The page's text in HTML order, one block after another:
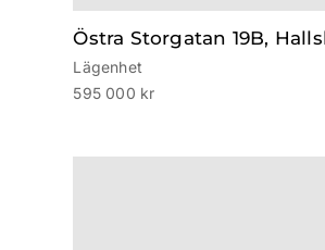
Östra Storgatan 19B,
Lägenhet
595 000 kr